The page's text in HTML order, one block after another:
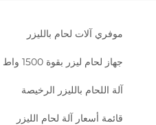
موفري آلات لحام بالليزر
جهاز لحام ليزر بقوة 1500 واط
آلة اللحام بالليزر الرخيصة
قائمة أسعار آلة لحام الليزر